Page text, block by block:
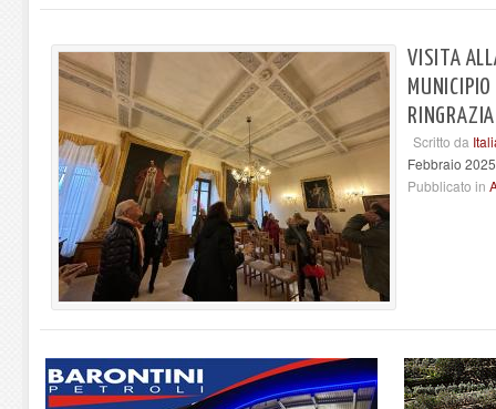
VISITA
Scritto da
Febbraio
Pubblicato in